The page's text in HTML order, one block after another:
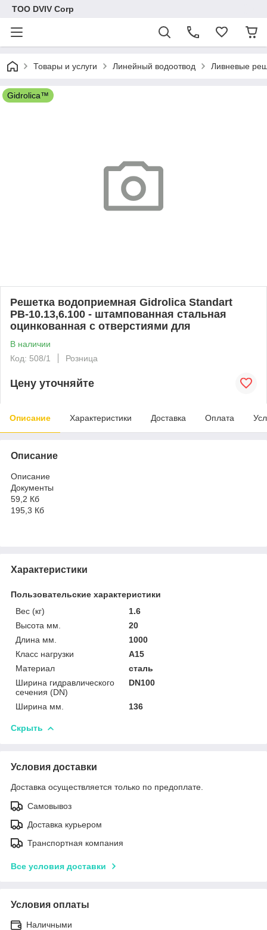
ТОО DVIV Corp
Товары и услуги Линейный водоотвод Ливневые
Gidrolica™
Решетка водоприемная Gidrolica Standart
РВ-10.13,6.100 - штампованная стальная
оцинкованная с отверстиями для
В наличии
Код: 508/1
Розница
Цену уточняйте
Описание Характеристики Доставка Оплата
Описание
Описание
Документы
59,2 Кб
195,3 Кб
Характеристики
Пользовательские характеристики
Вес (кг)
1.6
Высота мм.
20
Длина мм.
1000
Класс нагрузки
A15
Материал
сталь
Ширина гидравлического
сечения (DN)
DN100
Ширина мм. 136
Скрыть
Условия доставки
Доставка осуществляется только по предоплате.
Самовывоз
Доставка курьером
Транспортная компания
Все условия доставки
Условия оплаты
Наличными